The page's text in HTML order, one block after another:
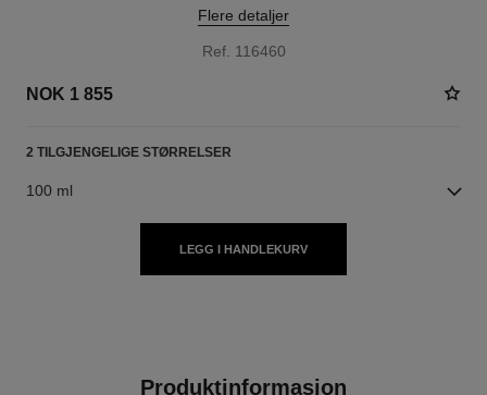
Flere detaljer
Ref. 116460
NOK 1 855
2 TILGJENGELIGE STØRRELSER
100 ml
LEGG I HANDLEKURV
Produktinformasjon